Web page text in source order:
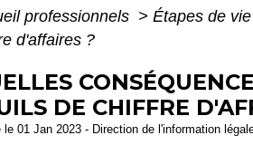
professionnels > Étapes de
d'affaires ?
DE CHIFFRE
le 01 Jan 2023 - Direction de l'information